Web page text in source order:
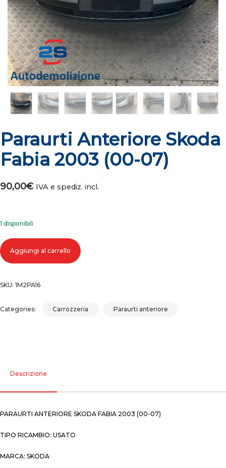
Paraurti Anteriore Skoda
Fabia 2003 (00-07)
90,00€ IVA e spediz. incl.
1 disponibili
Paraurti anteriore skoda fabia 2003 (00-07) quantità
Aggiungi al carrello
SKU: 1M2PA16
Categories: Carrozzeria Paraurti anteriore
Descrizione
PARAURTI ANTERIORE SKODA FABIA 2003 (00-07)
TIPO RICAMBIO: USATO
MARCA: SKODA